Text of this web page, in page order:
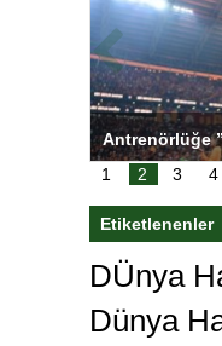
Salihli
1 2 3 4
Etiketlenenler
DÜnya
Dünya